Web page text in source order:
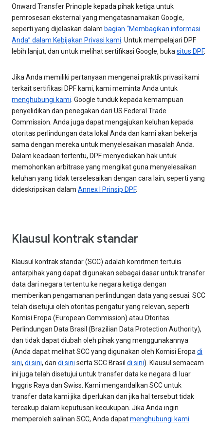
Onward Transfer Principle kepada pihak ketiga untuk
pemrosesan eksternal yang mengatasnamakan Google,
seperti yang dijelaskan dalam bagian “Membagikan informasi
Anda” dalam Kebijakan Privasi kami. Untuk mempelajari DPF
lebih lanjut, dan untuk melihat sertifikasi Google, bukasitus DPF.
Jika Anda memiliki pertanyaan mengenai praktik privasi kami
terkait sertifikasi DPF kami, kami meminta Anda untuk
menghubungi kami. Google tunduk kepada kemampuan
penyelidikan dan penegakan dari US Federal Trade
Commission. Anda juga dapat mengajukan keluhan kepada
otoritas perlindungan data lokal Anda dan kami akan bekerja
sama dengan mereka untuk menyelesaikan masalah Anda.
Dalam keadaan tertentu, DPF menyediakan hak untuk
memohonkan arbitrase yang mengikat guna menyelesaikan
keluhan yang tidak terselesaikan dengan cara lain, seperti yang
dideskripsikan dalam Annex I Prinsip DPF.
Klausul kontrak standar
Klausul kontrak standar (SCC) adalah komitmen tertulis
antarpihak yang dapat digunakan sebagai dasar untuk transfer
data dari negara tertentu ke negara ketiga dengan
memberikan pengamanan perlindungan data yang sesuai. SCC
telah disetujui oleh otoritas pengatur yang relevan, seperti
Komisi Eropa (European Commission) atau Otoritas
Perlindungan Data Brasil (Brazilian Data Protection Authority),
dan tidak dapat diubah oleh pihak yang menggunakannya
(Anda dapat melihat SCC yang digunakan oleh Komisi Eropadi
sini, di sini, dan di sini serta SCC Brasil di sini). Klausul semacam
ini juga telah disetujui untuk transfer data ke negara di luar
Inggris Raya dan Swiss. Kami mengandalkan SCC untuk
transfer data kami jika diperlukan dan jika hal tersebut tidak
tercakup dalam keputusan kecukupan. Jika Anda ingin
memperoleh salinan SCC, Anda dapatmenghubungi kami.